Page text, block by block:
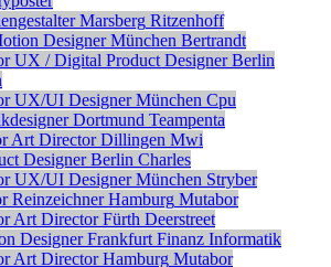
Marsberg Ritzenhoff
Designer München Bertrandt
UX / Digital Product Designer Berlin
UX/UI Designer München Cpu
Dortmund Teampenta
Art Director Dillingen Mwi
Designer Berlin Charles
UX/UI Designer München Stryber
Reinzeichner Hamburg Mutabor
Art Director Fürth Deerstreet
Designer Frankfurt Finanz Informatik
Art Director Hamburg Mutabor